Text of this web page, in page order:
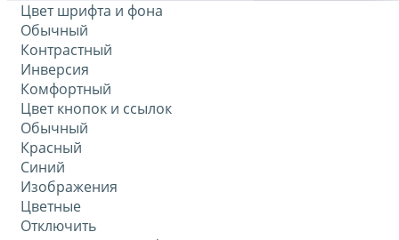
Цвет шрифта и фона
Обычный
Контрастный
Инверсия
Комфортный
Цвет кнопок и ссылок
Обычный
Красный
Синий
Изображения
Цветные
Отключить